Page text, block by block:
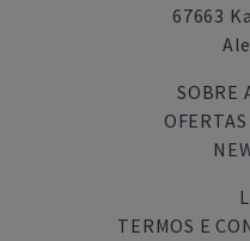
67663
SOBRE
TERMOS E